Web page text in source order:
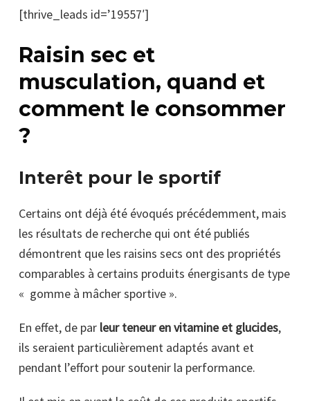
[thrive_leads id=’19557′]
Raisin sec et
musculation, quand et
comment le consommer
?
Interêt pour le sportif
Certains ont déjà été évoqués précédemment, mais
les résultats de recherche qui ont été publiés
démontrent que les raisins secs ont des propriétés
comparables à certains produits énergisants de type
« gomme à mâcher sportive ».
En effet, de par leur teneur en vitamine et glucides,
ils seraient particulièrement adaptés avant et
pendant l’effort pour soutenir la performance.